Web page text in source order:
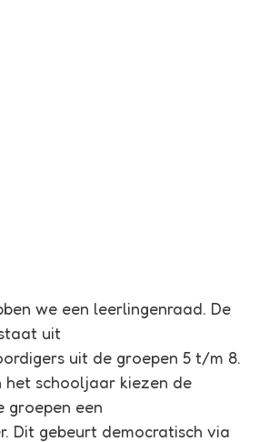
we een leerlingenraad. De
uit
uit de groepen 5 t/m 8.
het schooljaar kiezen de
groepen een
Dit gebeurt democratisch via